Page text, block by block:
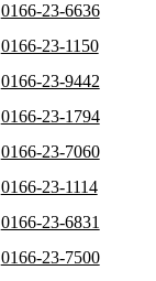
0166-23-6636
0166-23-1150
0166-23-9442
0166-23-1794
0166-23-7060
0166-23-1114
0166-23-6831
0166-23-7500